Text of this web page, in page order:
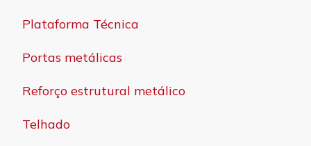
Plataforma Técnica
Portas metálicas
Reforço estrutural metálico
Telhado